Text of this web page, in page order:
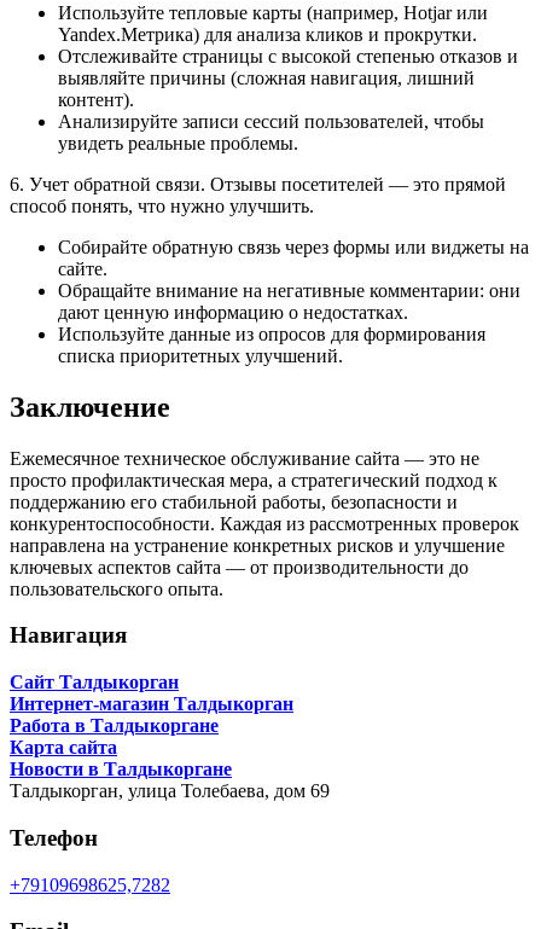
Используйте тепловые карты (например, Hotjar или
Yandex.Метрика) для анализа кликов и прокрутки.
Отслеживайте страницы с высокой степенью отказов и
выявляйте причины (сложная навигация, лишний
контент).
Анализируйте записи сессий пользователей, чтобы
увидеть реальные проблемы.
6. Учет обратной связи. Отзывы посетителей — это прямой
способ понять, что нужно улучшить.
Собирайте обратную связь через формы или виджеты на
сайте.
Обращайте внимание на негативные комментарии: они
дают ценную информацию о недостатках.
Используйте данные из опросов для формирования
списка приоритетных улучшений.
Заключение
Ежемесячное техническое обслуживание сайта — это не
просто профилактическая мера, а стратегический подход к
поддержанию его стабильной работы, безопасности и
конкурентоспособности. Каждая из рассмотренных проверок
направлена на устранение конкретных рисков и улучшение
ключевых аспектов сайта — от производительности до
пользовательского опыта.
Навигация
Сайт Талдыкорган
Интернет-магазин Талдыкорган
Работа в Талдыкоргане
Карта сайта
Новости в Талдыкоргане
Талдыкорган, улица Толебаева, дом 69
Телефон
+79109698625,7282